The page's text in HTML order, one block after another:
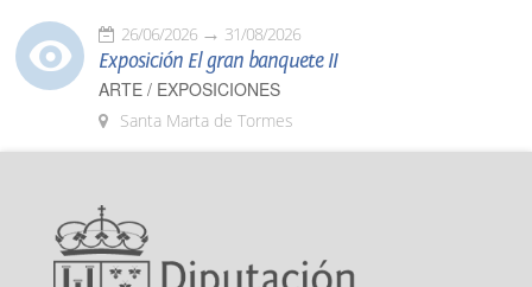
26/06/2026 31/08/2026
Exposición El gran banquete II
ARTE / EXPOSICIONES
Santa Marta de Tormes